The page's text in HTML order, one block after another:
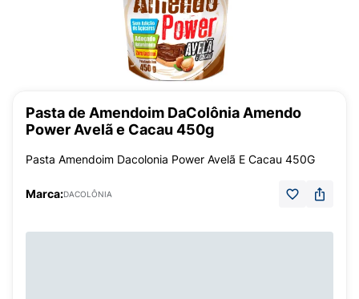
Pasta de Amendoim DaColônia Amendo
Power Avelã e Cacau 450g
Pasta Amendoim Dacolonia Power Avelã E Cacau 450G
Marca:DACOLÔNIA